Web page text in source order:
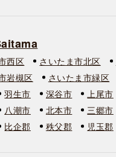
西区 さいたま市北区
岩槻区
さいたま市緑区
羽生市 深谷市 上尾市
八潮市 北本市 三郷市
比企郡 秩父郡 児玉郡